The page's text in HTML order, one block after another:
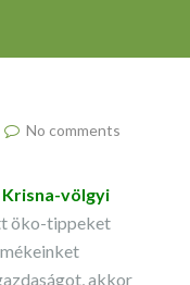
No comments
Krisna-völgyi
öko-tippeket
akkor